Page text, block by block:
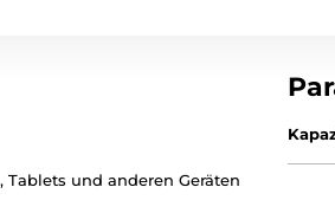
Tablets und anderen Geräten